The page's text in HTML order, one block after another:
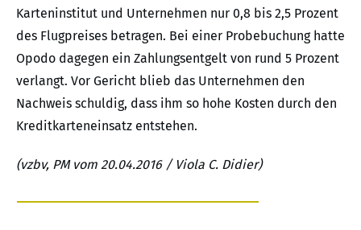
Karteninstitut und Unternehmen nur 0,8 bis 2,5 Prozent
des Flugpreises betragen. Bei einer Probebuchung hatte
Opodo dagegen ein Zahlungsentgelt von rund 5 Prozent
verlangt. Vor Gericht blieb das Unternehmen den
Nachweis schuldig, dass ihm so hohe Kosten durch den
Kreditkarteneinsatz entstehen.
(vzbv, PM vom 20.04.2016 / Viola C. Didier)